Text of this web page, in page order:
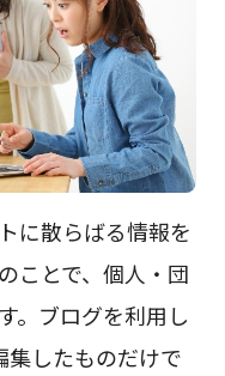
に散らばる情報を
ことで、個人・団
。ブログを利用し
したものだけで